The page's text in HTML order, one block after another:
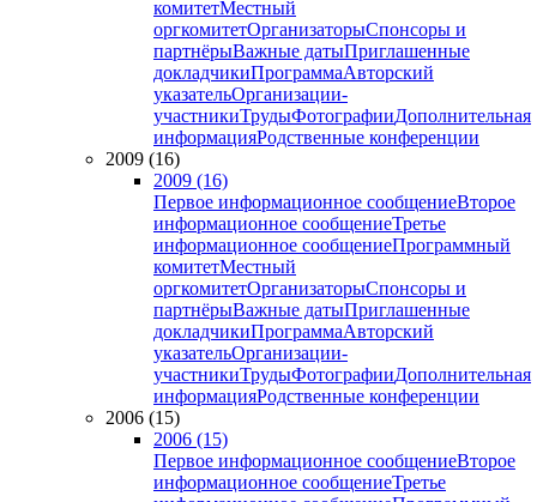
комитетМестный
оргкомитетОрганизаторыСпонсоры и
партнёрыВажные датыПриглашенные
докладчикиПрограммаАвторский
указательОрганизации-
участникиТрудыФотографииДополнительная
информацияРодственные конференции
2009 (16)
2009 (16)
Первое информационное сообщениеВторое
информационное сообщениеТретье
информационное сообщениеПрограммный
комитетМестный
оргкомитетОрганизаторыСпонсоры и
партнёрыВажные датыПриглашенные
докладчикиПрограммаАвторский
указательОрганизации-
участникиТрудыФотографииДополнительная
информацияРодственные конференции
2006 (15)
2006 (15)
Первое информационное сообщениеВторое
информационное сообщениеТретье